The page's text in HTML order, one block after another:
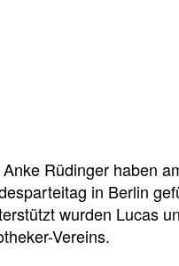
Rüdinger haben
in Berlin
wurden Lucas
Vereins.